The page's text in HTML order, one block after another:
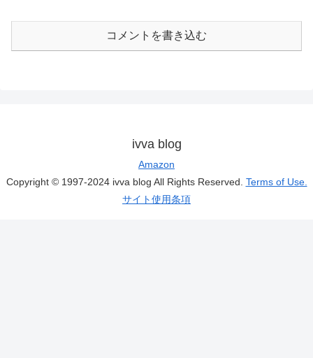
コメントを書き込む
ivva blog
Amazon
Copyright © 1997-2024 ivva blog All Rights Reserved. Terms of Use.
サイト使用条項